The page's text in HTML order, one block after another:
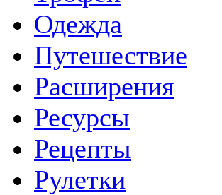
Одежда
Путешествие
Расширения
Ресурсы
Рецепты
Рулетки